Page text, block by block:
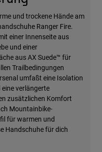
und trockene Hände am
Ranger Fire.
einer Innenseite aus
und einer
aus AX Suede™ für
Trailbedingungen
umfaßt eine Isolation
verlängerte
zusätzlichen Komfort
Mountainbike-
für warmen und
Handschuhe für dich